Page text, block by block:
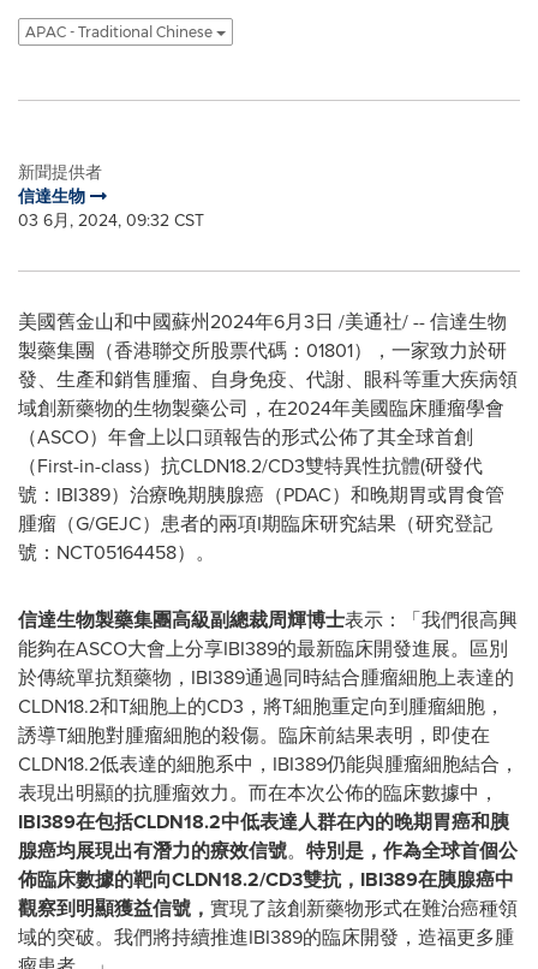
APAC - Traditional Chinese
新聞提供者
信達生物
03 6月, 2024, 09:32 CST
美國舊金山和中國蘇州2024年6月3日 /美通社/ -- 信達生物
製藥集團（香港聯交所股票代碼：01801），一家致力於研
發、生產和銷售腫瘤、自身免疫、代謝、眼科等重大疾病領
域創新藥物的生物製藥公司，在2024年美國臨床腫瘤學會
（ASCO）年會上以口頭報告的形式公佈了其全球首創
（First-in-class）抗CLDN18.2/CD3雙特異性抗體(研發代
號：IBI389）治療晚期胰腺癌（PDAC）和晚期胃或胃食管
腫瘤（G/GEJC）患者的兩項I期臨床研究結果（研究登記
號：NCT05164458）。
信達生物製藥集團高級副總裁周輝博士表示：「我們很高興
能夠在ASCO大會上分享IBI389的最新臨床開發進展。區別
於傳統單抗類藥物，IBI389通過同時結合腫瘤細胞上表達的
CLDN18.2和T細胞上的CD3，將T細胞重定向到腫瘤細胞，
誘導T細胞對腫瘤細胞的殺傷。臨床前結果表明，即使在
CLDN18.2低表達的細胞系中，IBI389仍能與腫瘤細胞結合，
表現出明顯的抗腫瘤效力。而在本次公佈的臨床數據中，
IBI389在包括CLDN18.2中低表達人群在內的晚期胃癌和胰
腺癌均展現出有潛力的療效信號。 特別是，作為全球首個公
佈臨床數據的靶向CLDN18.2/CD3雙抗，IBI389在胰腺癌中
觀察到明顯獲益信號， 實現了該創新藥物形式在難治癌種領
域的突破。我們將持續推進IBI389的臨床開發，造福更多腫